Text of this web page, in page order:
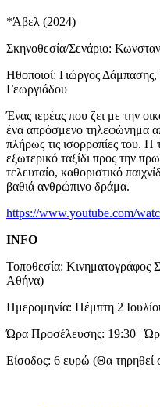
*Άβελ (2024)
Σκηνοθεσία/Σενάριο:
Ηθοποιοί: Γιώργος
Γεωργιάδου
Ένας ιερέας που ζει με την
ένα απρόσμενο τηλεφώνημα
πλήρως τις ισορροπίες του. Η
εξωτερικό ταξίδι προς την
τελευταίο, καθοριστικό
βαθιά ανθρώπινο δράμα.
https://www.youtube.com/
INFO
Τοποθεσία: Κινηματογράφος
Αθήνα)
Ημερομηνία: Πέμπτη 2
Ώρα Προσέλευσης: 19:30 |
Είσοδος: 6 ευρώ (Θα τηρηθεί